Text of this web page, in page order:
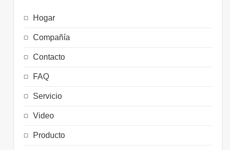
Hogar
Compañía
Contacto
FAQ
Servicio
Video
Producto